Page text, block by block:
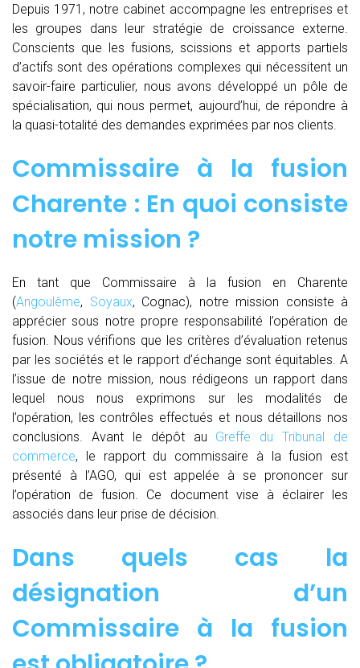
Depuis 1971, notre cabinet accompagne les entreprises et
les groupes dans leur stratégie de croissance externe.
Conscients que les fusions, scissions et apports partiels
d’actifs sont des opérations complexes qui nécessitent un
savoir-faire particulier, nous avons développé un pôle de
spécialisation, qui nous permet, aujourd’hui, de répondre à
la quasi-totalité des demandes exprimées par nos clients.
Commissaire à la fusion
Charente : En quoi consiste
notre mission ?
En tant que Commissaire à la fusion en Charente
(Angoulême, Soyaux, Cognac), notre mission consiste à
apprécier sous notre propre responsabilité l’opération de
fusion. Nous vérifions que les critères d’évaluation retenus
par les sociétés et le rapport d’échange sont équitables. A
l’issue de notre mission, nous rédigeons un rapport dans
lequel nous nous exprimons sur les modalités de
l’opération, les contrôles effectués et nous détaillons nos
conclusions. Avant le dépôt au Greffe du Tribunal de
commerce, le rapport du commissaire à la fusion est
présenté à l’AGO, qui est appelée à se prononcer sur
l’opération de fusion. Ce document vise à éclairer les
associés dans leur prise de décision.
Dans quels cas la
désignation d’un
Commissaire à la fusion